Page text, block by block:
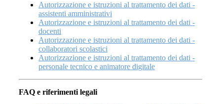
Autorizzazione e istruzioni al trattamento dei dati -
assistenti amministrativi
Autorizzazione e istruzioni al trattamento dei dati -
docenti
Autorizzazione e istruzioni al trattamento dei dati -
collaboratori scolastici
Autorizzazione e istruzioni al trattamento dei dati -
personale tecnico e animatore digitale
FAQ e riferimenti legali